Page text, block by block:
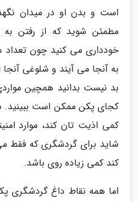
است و بدن او در میدان
مطمئن شوید که از رفتن
خودداری می کنید چون تعداد
به آنجا می آیند و شلوغی آنجا
بد نیست بدانید همچین
کجای پکن ممکن است
کمی اذیت تان کند، موارد
شاید برای گردشگری که فقط
کند کمی زیاده روی باشد.
اما همه نقاط داغ گردشگری